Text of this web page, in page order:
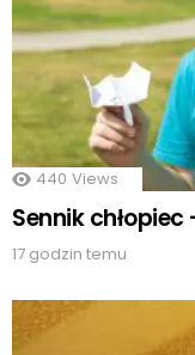
440 Views
Sennik
17 godzin temu